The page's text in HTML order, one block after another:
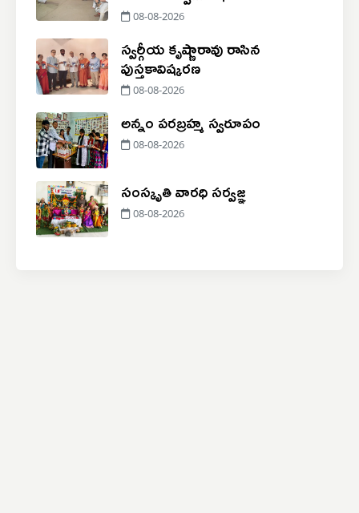
08-08-2026
స్వర్గీయ కృష్ణారావు రాసిన
పుస్తకావిష్కరణ
08-08-2026
అన్నం పరబ్రహ్మ స్వరూపం
08-08-2026
సంస్కృతి వారధి సర్వజ్ఞ
08-08-2026